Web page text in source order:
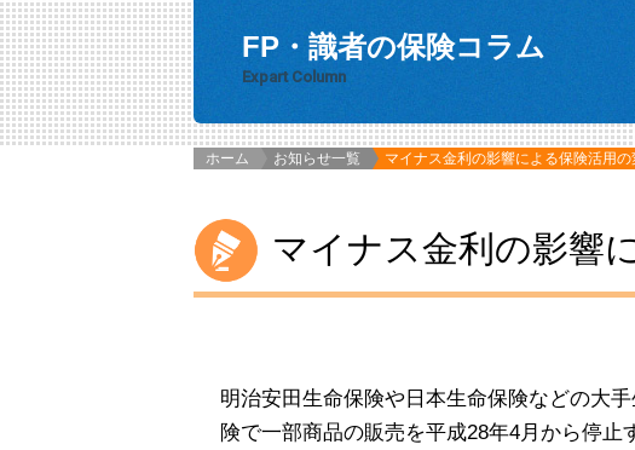
FP・識者の保険コラム
Expart Column
ホーム お知らせ一覧 マイナス金利の影響による保険活用の
マイナス金利の影響
明治安田生命保険や日本生命保険などの大
険で一部商品の販売を平成28年4月から停